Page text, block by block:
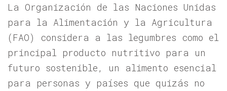
La Organización de las Naciones Unidas
para la Alimentación y la Agricultura
(FAO) considera a las legumbres como el
principal producto nutritivo para un
futuro sostenible, un alimento esencial
para personas y países que quizás no